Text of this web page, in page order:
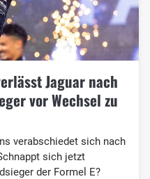
Jaguar nach
vor Wechsel zu
verabschiedet sich nach
sich jetzt
der Formel E?